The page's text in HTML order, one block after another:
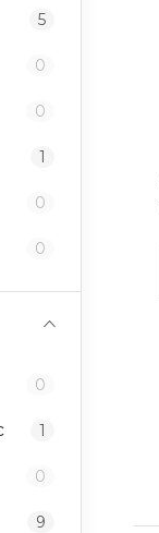
5
0
0
1
0
0
0
1
0
9